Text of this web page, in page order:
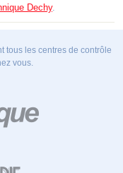
Dechy.
tous les centres de contrôle
vous.